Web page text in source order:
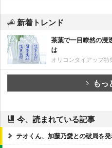
新着トレンド
茶葉で一目瞭然の浸
は
オリコンタイアップ特
もっ
今、読まれている記事
テオくん、加藤乃愛との破局を